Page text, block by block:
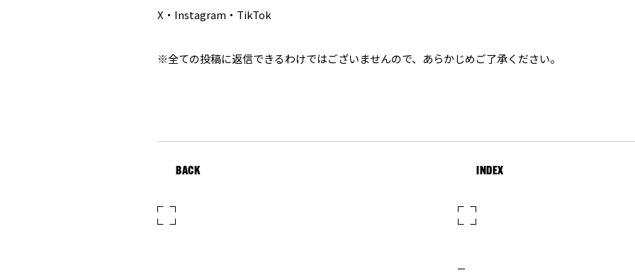
X・Instagram・TikTok
※全ての投稿に返信できるわけではございませんので、あらかじめご了承ください。
BACK INDEX